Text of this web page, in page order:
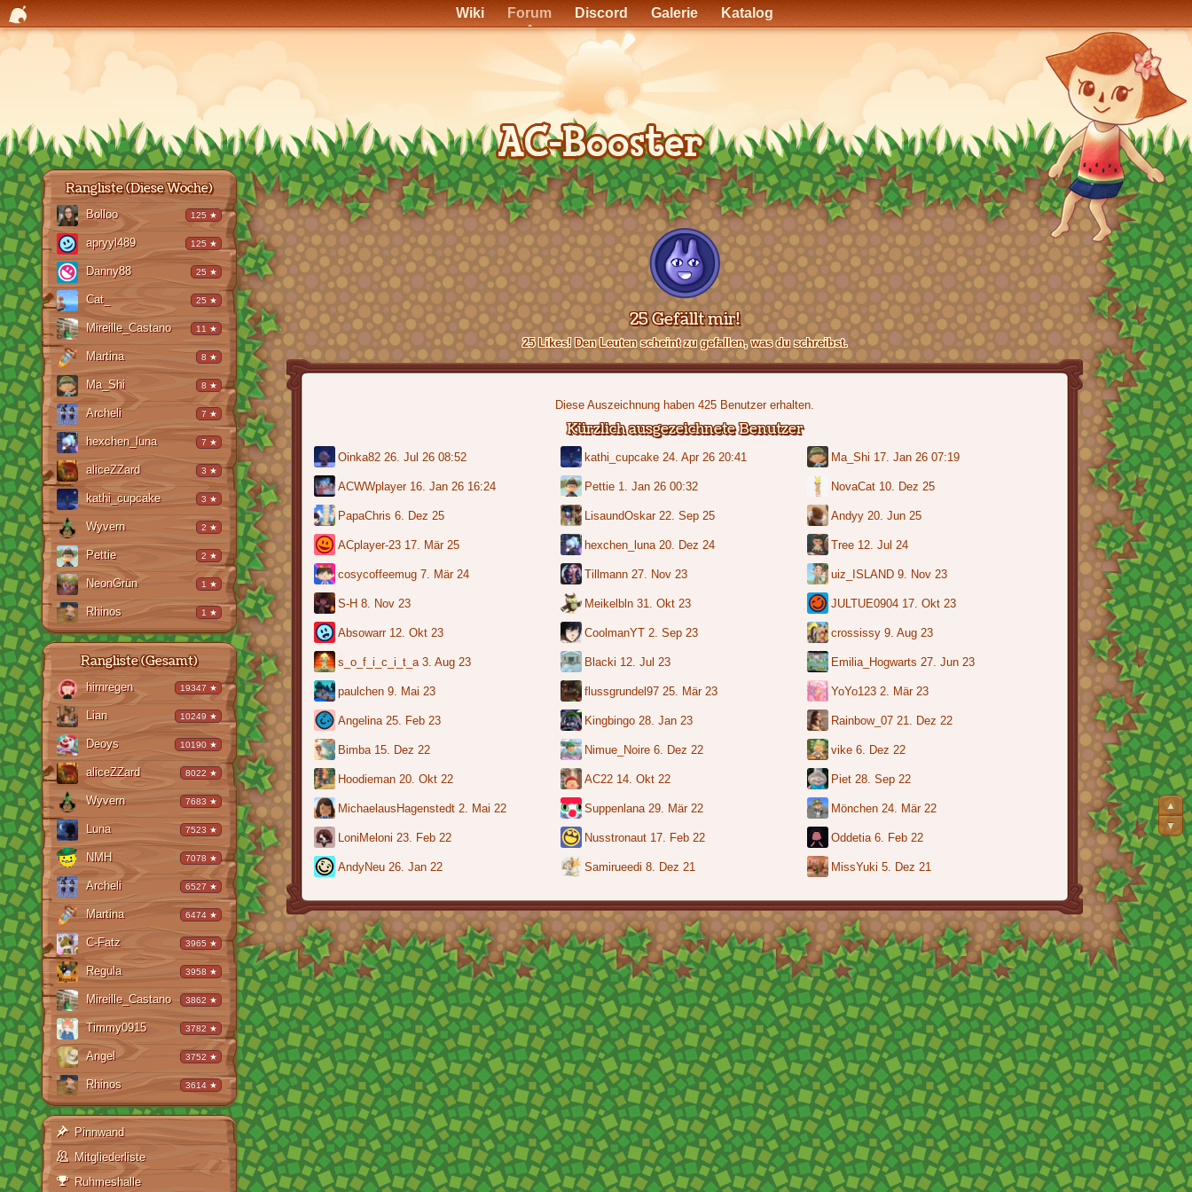
Wiki Forum Discord Galerie Katalog
Rangliste (Diese Woche)
Bolloo 125 ★
apryyl489 125 ★
Danny88 25 ★
Cat_ 25 ★
Mireille_Castano 11 ★
Martina 8 ★
Ma_Shi 8 ★
Archeli 7 ★
hexchen_luna 7 ★
aliceZZard 3 ★
kathi_cupcake 3 ★
Wyvern 2 ★
Pettie 2 ★
NeonGrün 1 ★
Rhinos 1 ★
Rangliste (Gesamt)
hirnregen 19347 ★
Lian 10249 ★
Deoys 10190 ★
aliceZZard 8022 ★
Wyvern 7683 ★
Luna 7523 ★
NMH 7078 ★
Archeli 6527 ★
Martina 6474 ★
C-Fatz 3965 ★
Regula 3958 ★
Mireille_Castano 3862 ★
Timmy0915 3782 ★
Angel 3752 ★
Rhinos 3614 ★
Pinnwand
Mitgliederliste
Ruhmeshalle
25 Gefällt mir!
25 Likes! Den Leuten scheint zu gefallen, was du schreibst.
Diese Auszeichnung haben 425 Benutzer erhalten.
Kürzlich ausgezeichnete Benutzer
Oinka82 26. Jul 26 08:52 kathi_cupcake 24. Apr 26 20:41 Ma_Shi 17. Jan 26 07:19
ACWWplayer 16. Jan 26 16:24 Pettie 1. Jan 26 00:32 NovaCat 10. Dez 25
PapaChris 6. Dez 25 LisaundOskar 22. Sep 25 Andyy 20. Jun 25
ACplayer-23 17. Mär 25 hexchen_luna 20. Dez 24 Tree 12. Jul 24
cosycoffeemug 7. Mär 24 Tillmann 27. Nov 23 uiz_ISLAND 9. Nov 23
S-H 8. Nov 23 Meikelbln 31. Okt 23 JULTUE0904 17. Okt 23
Absowarr 12. Okt 23 CoolmanYT 2. Sep 23 crossissy 9. Aug 23
s_o_f_i_c_i_t_a 3. Aug 23 Blacki 12. Jul 23 Emilia_Hogwarts 27. Jun 23
paulchen 9. Mai 23 flussgrundel97 25. Mär 23 YoYo123 2. Mär 23
Angelina 25. Feb 23 Kingbingo 28. Jan 23 Rainbow_07 21. Dez 22
Bimba 15. Dez 22 Nimue_Noire 6. Dez 22 vike 6. Dez 22
Hoodieman 20. Okt 22 AC22 14. Okt 22 Piet 28. Sep 22
MichaelausHagenstedt 2. Mai 22 Suppenlana 29. Mär 22 Mönchen 24. Mär 22
LoniMeloni 23. Feb 22 Nusstronaut 17. Feb 22 Oddetia 6. Feb 22
AndyNeu 26. Jan 22 Samirueedi 8. Dez 21 MissYuki 5. Dez 21
▲
▼